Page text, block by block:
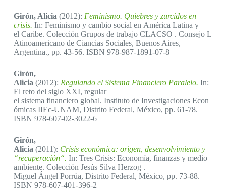
Girón, Alicia (2012): Feminismo. Quiebres y zurcidos en
crisis. In: Feminismo y cambio social en América Latina y
el Caribe. Colección Grupos de trabajo CLACSO . Consejo L
Atinoamericano de Ciancias Sociales, Buenos Aires,
Argentina., pp. 43-56. ISBN 978-987-1891-07-8
Girón,
Alicia (2012): Regulando el Sistema Financiero Paralelo. In:
El reto del siglo XXI, regular
el sistema financiero global. Instituto de Investigaciones Econ
ómicas IIEc-UNAM, Distrito Federal, México, pp. 61-78.
ISBN 978-607-02-3022-6
Girón,
Alicia (2011): Crisis económica: origen, desenvolvimiento y
“recuperación“. In: Tres Crisis: Economía, finanzas y medio
ambiente. Colección Jesús Silva Herzog .
Miguel Ángel Porrúa, Distrito Federal, México, pp. 73-88.
ISBN 978-607-401-396-2